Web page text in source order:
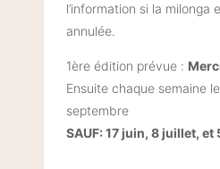
l’information si la milonga
annulée.
1ère édition prévue :
Ensuite chaque semaine
septembre
SAUF: 17 juin, 8 juillet, et